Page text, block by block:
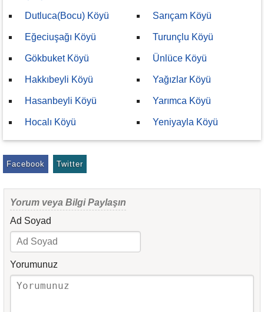
Dutluca(Bocu) Köyü
Eğeciuşağı Köyü
Gökbuket Köyü
Hakkıbeyli Köyü
Hasanbeyli Köyü
Hocalı Köyü
Sarıçam Köyü
Turunçlu Köyü
Ünlüce Köyü
Yağızlar Köyü
Yarımca Köyü
Yeniyayla Köyü
Facebook Twitter
Yorum veya Bilgi Paylaşın
Ad Soyad
Yorumunuz